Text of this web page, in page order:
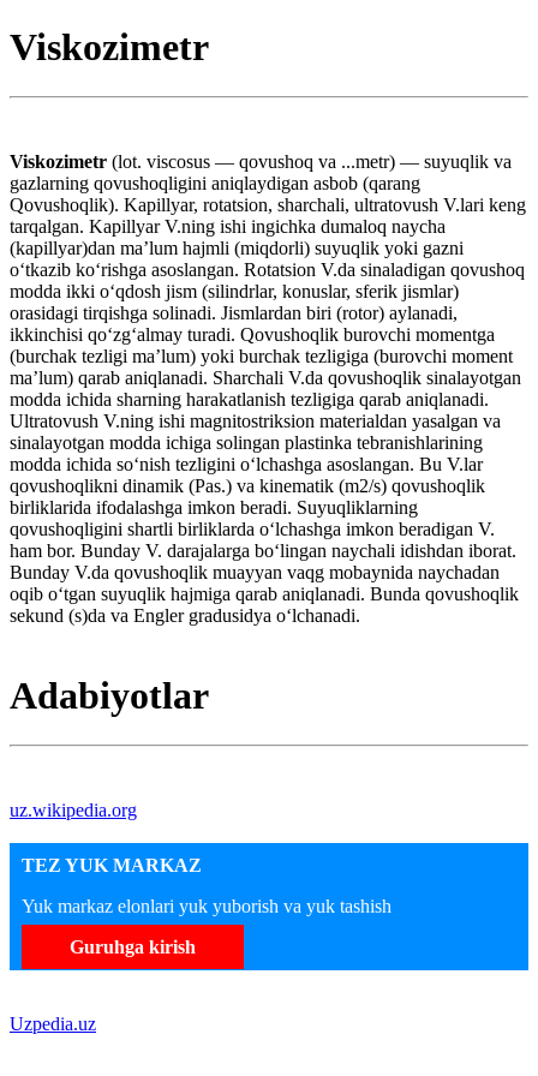
Viskozimetr
Viskozimetr (lot. viscosus — qovushoq va ...metr) — suyuqlik va
gazlarning qovushoqligini aniqlaydigan asbob (qarang
Qovushoqlik). Kapillyar, rotatsion, sharchali, ultratovush V.lari keng
tarqalgan. Kapillyar V.ning ishi ingichka dumaloq naycha
(kapillyar)dan maʼlum hajmli (miqdorli) suyuqlik yoki gazni
oʻtkazib koʻrishga asoslangan. Rotatsion V.da sinaladigan qovushoq
modda ikki oʻqdosh jism (silindrlar, konuslar, sferik jismlar)
orasidagi tirqishga solinadi. Jismlardan biri (rotor) aylanadi,
ikkinchisi qoʻzgʻalmay turadi. Qovushoqlik burovchi momentga
(burchak tezligi maʼlum) yoki burchak tezligiga (burovchi moment
maʼlum) qarab aniqlanadi. Sharchali V.da qovushoqlik sinalayotgan
modda ichida sharning harakatlanish tezligiga qarab aniqlanadi.
Ultratovush V.ning ishi magnitostriksion materialdan yasalgan va
sinalayotgan modda ichiga solingan plastinka tebranishlarining
modda ichida soʻnish tezligini oʻlchashga asoslangan. Bu V.lar
qovushoqlikni dinamik (Pas.) va kinematik (m2/s) qovushoqlik
birliklarida ifodalashga imkon beradi. Suyuqliklarning
qovushoqligini shartli birliklarda oʻlchashga imkon beradigan V.
ham bor. Bunday V. darajalarga boʻlingan naychali idishdan iborat.
Bunday V.da qovushoqlik muayyan vaqg mobaynida naychadan
oqib oʻtgan suyuqlik hajmiga qarab aniqlanadi. Bunda qovushoqlik
sekund (s)da va Engler gradusidya oʻlchanadi.
Adabiyotlar
uz.wikipedia.org
TEZ YUK MARKAZ
Yuk markaz elonlari yuk yuborish va yuk tashish
Guruhga kirish
Uzpedia.uz